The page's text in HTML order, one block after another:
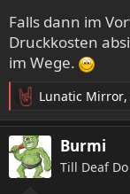
Falls dann im
Druckkosten
im Wege.
R
e
a
k
t
Lunatic Mirror,
Burmi
Till Deaf